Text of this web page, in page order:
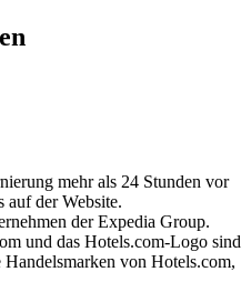
mehr als 24 Stunden vor
auf der Website.
der Expedia Group.
und das Hotels.com-Logo sind
von Hotels.com,